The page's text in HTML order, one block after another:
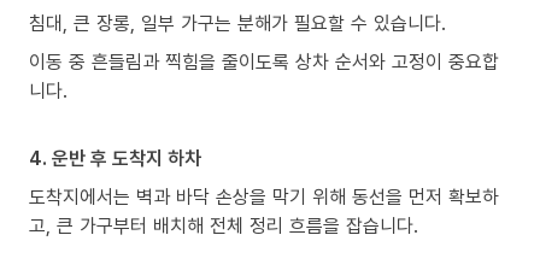
침대, 큰 장롱, 일부 가구는 분해가 필요할 수 있습니다.
이동 중 흔들림과 찍힘을 줄이도록 상차 순서와 고정이 중요합
니다.
4. 운반 후 도착지 하차
도착지에서는 벽과 바닥 손상을 막기 위해 동선을 먼저 확보하
고, 큰 가구부터 배치해 전체 정리 흐름을 잡습니다.